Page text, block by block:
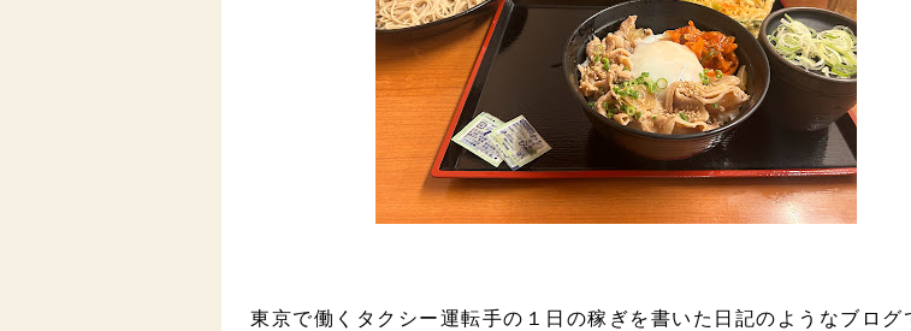
東京で働くタクシー運転手の１日の稼ぎを書いた日記のようなブログ